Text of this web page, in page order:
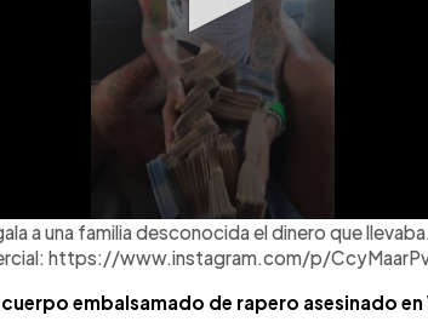
a una familia desconocida el dinero que
https://www.instagram.com/p/
embalsamado de rapero asesinado en